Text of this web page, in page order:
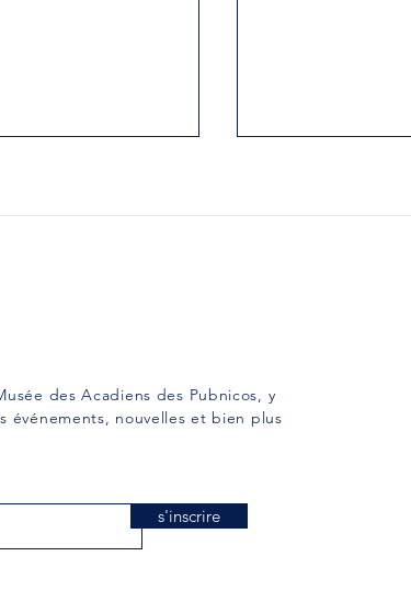
GRANDE CALE
des Acadiens des Pubnicos, y
événements, nouvelles et bien plus
s'inscrire